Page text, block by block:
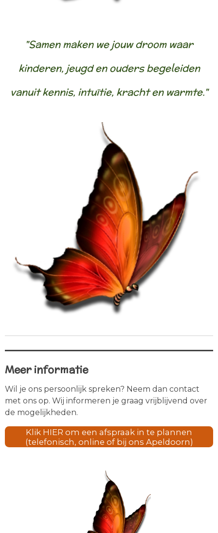
"Samen maken we jouw droom waar
kinderen, jeugd en ouders begeleiden
vanuit kennis, intuïtie, kracht en warmte."
Meer informatie
Wil je ons persoonlijk spreken? Neem dan contact
met ons op. Wij informeren je graag vrijblijvend over
de mogelijkheden.
Klik HIER om een afspraak in te plannen
(telefonisch, online of bij ons Apeldoorn)